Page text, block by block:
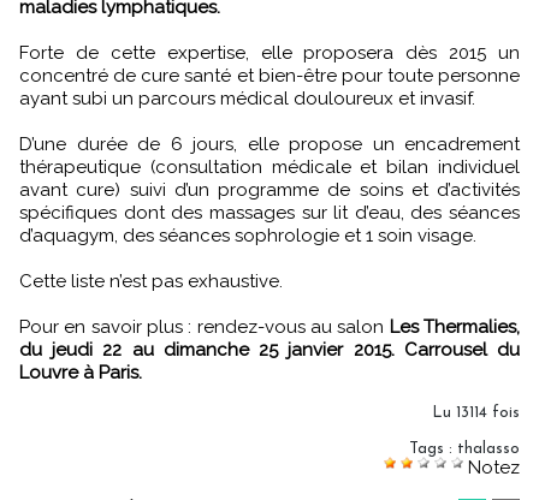
maladies lymphatiques.
Forte de cette expertise, elle proposera dès 2015 un
concentré de cure santé et bien-être pour toute personne
ayant subi un parcours médical douloureux et invasif.
D’une durée de 6 jours, elle propose un encadrement
thérapeutique (consultation médicale et bilan individuel
avant cure) suivi d’un programme de soins et d’activités
spécifiques dont des massages sur lit d’eau, des séances
d’aquagym, des séances sophrologie et 1 soin visage.
Cette liste n’est pas exhaustive.
Pour en savoir plus : rendez-vous au salon Les Thermalies,
du jeudi 22 au dimanche 25 janvier 2015. Carrousel du
Louvre à Paris.
Lu 13114 fois
Tags : thalasso
Notez